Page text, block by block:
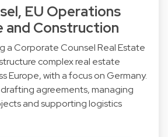
EU Operations
and Construction
a Corporate Counsel Real Estate
complex real estate
Europe, with a focus on Germany.
agreements, managing
and supporting logistics